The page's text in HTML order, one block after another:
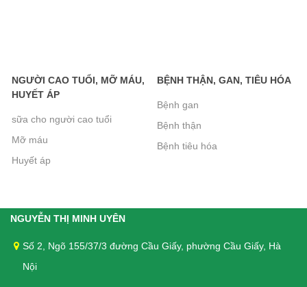
Đường
Bánh Quy Gullon Chip Choco không
Bánh Quy Gullon Digestive 400g -
NGƯỜI CAO TUỔI, MỠ MÁU,
HUYẾT ÁP
sữa cho người cao tuổi
Mỡ máu
Huyết áp
BỆNH THẬN, GAN, TIÊU HÓA
Bệnh gan
Bệnh thận
Bệnh tiêu hóa
NGUYỄN THỊ MINH UYÊN
Số 2, Ngõ 155/37/3 đường Cầu Giấy, phường Cầu Giấy, Hà
Nội